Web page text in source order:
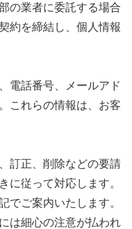
の業者に委託する場合
約を締結し、個人情報
電話番号、メールアド
これらの情報は、お客
訂正、削除などの要請
に従って対応します。
でご案内いたします。
は細心の注意が払われ